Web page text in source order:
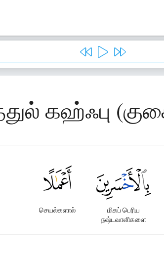
கஹ்ஃபு
மிகப் பெரிய
நஷ்டவாளிகளை
செயல்களால்